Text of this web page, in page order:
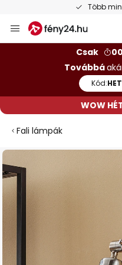
Több mint 25
Ugrás
a
Csak
Továbbá
Kód:HET
WOW
Fali lámpák
Ugrás
a
képgaléria
végére